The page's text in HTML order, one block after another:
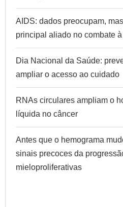
AIDS: dados preocupam,
principal aliado no combate
Dia Nacional da Saúde:
ampliar o acesso ao cuidado
RNAs circulares ampliam o
líquida no câncer
Antes que o hemograma
sinais precoces da
mieloproliferativas